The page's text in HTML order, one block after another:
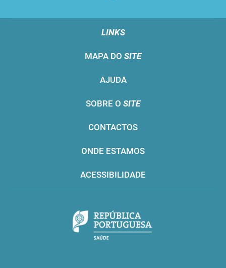
LINKS
MAPA DO SITE
AJUDA
SOBRE O SITE
CONTACTOS
ONDE ESTAMOS
ACESSIBILIDADE